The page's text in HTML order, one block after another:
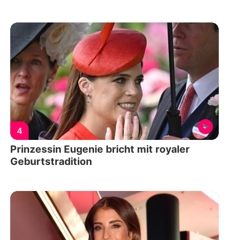
4
Prinzessin Eugenie bricht mit royaler
Geburtstradition